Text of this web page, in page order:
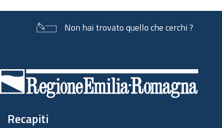
Non hai trovato quello che cerchi ?
di
pagina
Recapiti